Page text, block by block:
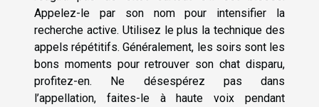
Appelez-le par son nom pour intensifier la
recherche active. Utilisez le plus la technique des
appels répétitifs. Généralement, les soirs sont les
bons moments pour retrouver son chat disparu,
profitez-en. Ne désespérez pas dans
l’appellation, faites-le à haute voix pendant